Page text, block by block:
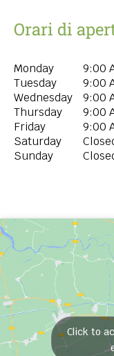
Orari di
Monday
9:00
Tuesday
9:00
Wednesday
9:00
Thursday
9:00
Friday
9:00
Saturday
Sunday
Click to